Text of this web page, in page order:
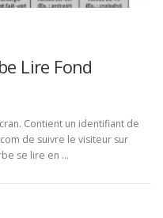
Lire Fond
Contient un identifiant de
de suivre le visiteur sur
se lire en …